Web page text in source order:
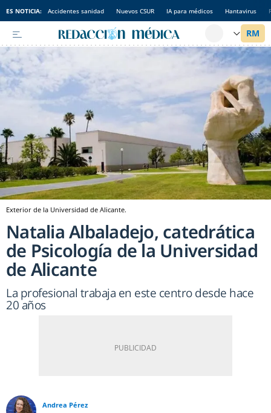
ES NOTICIA: Accidentes sanidad Nuevos CSUR IA para médicos Hantavirus
Exterior de la Universidad de Alicante.
Natalia Albaladejo, catedrática
de Psicología de la Universidad
de Alicante
La profesional trabaja en este centro desde hace
20 años
Andrea Pérez